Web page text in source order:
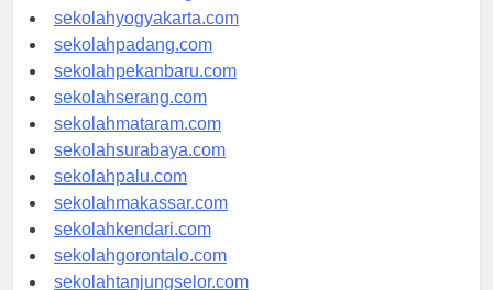
sekolahsemarang.com
sekolahyogyakarta.com
sekolahpadang.com
sekolahpekanbaru.com
sekolahserang.com
sekolahmataram.com
sekolahsurabaya.com
sekolahpalu.com
sekolahmakassar.com
sekolahkendari.com
sekolahgorontalo.com